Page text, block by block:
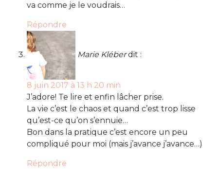
va comme je le voudrais…
Répondre
Marie Kléber dit :
8 juin 2017 à 13 h 20 min
J’adore! Te lire et enfin lâcher prise.
La vie c’est le chaos et quand c’est trop lisse
qu’est-ce qu’on s’ennuie…
Bon dans la pratique c’est encore un peu
compliqué pour moi (mais j’avance j’avance…)
Répondre